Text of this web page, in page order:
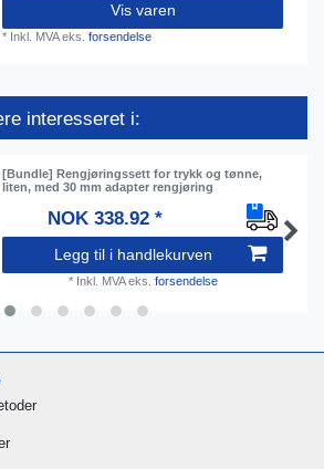
Vis varen
* Inkl. MVAeks.forsendelse
interesseret i:
[Bundle] Rengjøringssett for trykk og tønne,
liten, med 30 mm adapter rengjøring
NOK 338.92 *
Legg til i handlekurven
* Inkl. MVAeks. forsendelse